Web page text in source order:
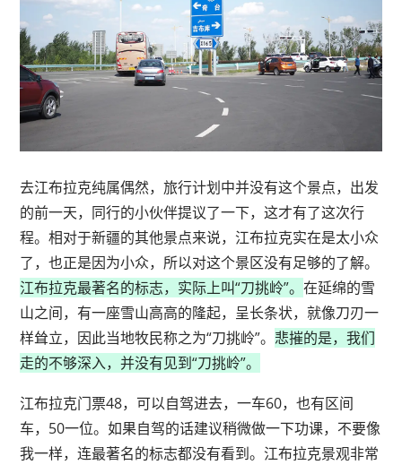
去江布拉克纯属偶然，旅行计划中并没有这个景点，出发
的前一天，同行的小伙伴提议了一下，这才有了这次行
程。相对于新疆的其他景点来说，江布拉克实在是太小众
了，也正是因为小众，所以对这个景区没有足够的了解。
江布拉克最著名的标志，实际上叫“刀挑岭”。在延绵的雪
山之间，有一座雪山高高的隆起，呈长条状，就像刀刃一
样耸立，因此当地牧民称之为“刀挑岭”。 悲摧的是，我们
走的不够深入，并没有见到“刀挑岭”。
江布拉克门票48，可以自驾进去，一车60，也有区间
车，50一位。如果自驾的话建议稍微做一下功课，不要像
我一样，连最著名的标志都没有看到。江布拉克景观非常